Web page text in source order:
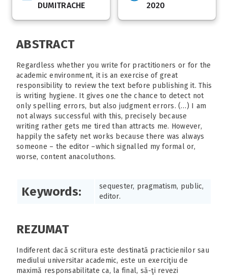
DUMITRACHE
2020
ABSTRACT
Regardless whether you write for practitioners or for the
academic environment, it is an exercise of great
responsibility to review the text before publishing it. This
is writing hygiene. It gives one the chance to detect not
only spelling errors, but also judgment errors. (…) I am
not always successful with this, precisely because
writing rather gets me tired than attracts me. However,
happily the safety net works because there was always
someone – the editor –which signalled my formal or,
worse, content anacoluthons.
Keywords:
sequester, pragmatism, public,
editor.
REZUMAT
Indiferent dacă scriitura este destinată practicienilor sau
mediului universitar academic, este un exerciţiu de
maximă responsabilitate ca, la final, să-ţi revezi